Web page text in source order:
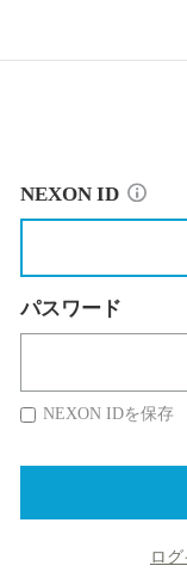
NEXON ID
パスワード
NEXON IDを保存
ロ